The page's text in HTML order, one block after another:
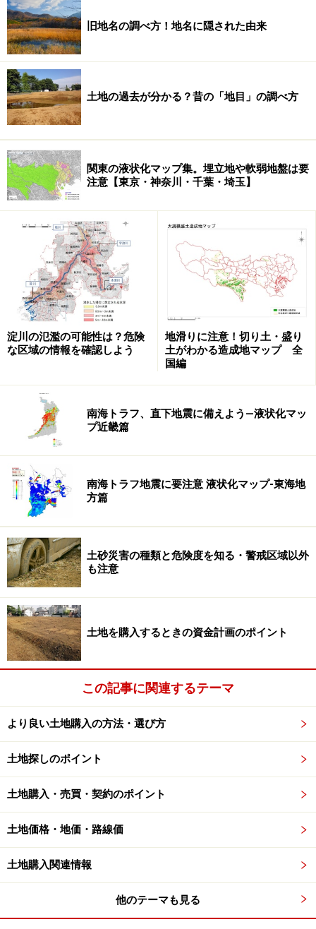
設計を建築家に依頼するつもりであれば、土地探しの段
階から建築家に協力してもらうことも有効な手段です
し、建築工事を依頼するハウスメーカーや工務店があら
かじめ決まっているのであれば、一緒に土地選びをして
もらうことも考えるようにしましょう。
売地の現地へ行くとき
現地見学のときには、不動産業者（媒介業者または売主
業者）の担当者が同行して案内してもらえる場合が多い
ものの、すでに更地
になっている物件では、地図などを
受け取って自分だけあるいは家族だけで行くこともある
でしょう。自分たちだけで行くときには、なるべく詳細
な住宅地図のコピーや物件写真などをもらい、勘違いし
て別の物件を見ることがないようにしたいものです。
更地の物件あるいは居住していない古家付きの物件であ
れば、「不動産業者に連絡せずに勝手に見に行っても良
いのではないか」と思うかもしれませんが、広告に記載
される位置情報はあまり詳しくなく、物件の特定は困難
なケースが大半でしょう。また、広告に土地の所在
が記載されていたとしても、住居表示実施区域の住所と
は異なる番号であり、地番の数字は連続していないこと
も多いため、簡単には対象の土地が分からないケースも
少なくありません。
具体的に購入の検討をできる土地が見つかり、２度目、
３度目の現地確認をする場合など、再訪のときに自分た
ちだけで行くことは、その土地が更地などであれば比較
的自由です。しかし、最初の現地確認のときは不動産業
者に連絡を取り、物件に関する説明などもしっかりと聞
くようにするべきでしょう。
≪物件現地での確認ポイント…次ページへ
※記事内容は執筆時点のものです。最新の内容をご確認くださ
い。
旧地名の調べ方！地名に隠された由来
土地の過去が分かる？昔の「地目」の調べ方
関東の液状化マップ集。埋立地や軟弱地盤は要
注意【東京・神奈川・千葉・埼玉】
淀川の氾濫の可能性は？危険
な区域の情報を確認しよう
地滑りに注意！切り土・盛り
土がわかる造成地マップ 全
国編
南海トラフ、直下地震に備えよう―液状化マッ
プ近畿篇
南海トラフ地震に要注意 液状化マップ-東海地
方篇
土砂災害の種類と危険度を知る・警戒区域以外
も注意
土地を購入するときの資金計画のポイント
この記事に関連するテーマ
より良い土地購入の方法・選び方
土地探しのポイント
土地購入・売買・契約のポイント
土地価格・地価・路線価
土地購入関連情報
他のテーマも見る